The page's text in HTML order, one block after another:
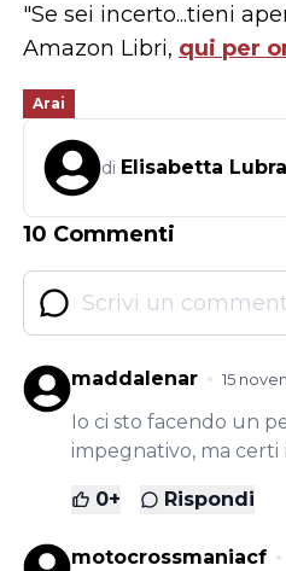
"Se sei incerto...tieni
Amazon Libri, qui per
Arai
di Elisabetta
10 Commenti
maddalenar 15
Io ci sto facendo un
impegnativo, ma certi
0+ Rispondi
motocrossmaniacf